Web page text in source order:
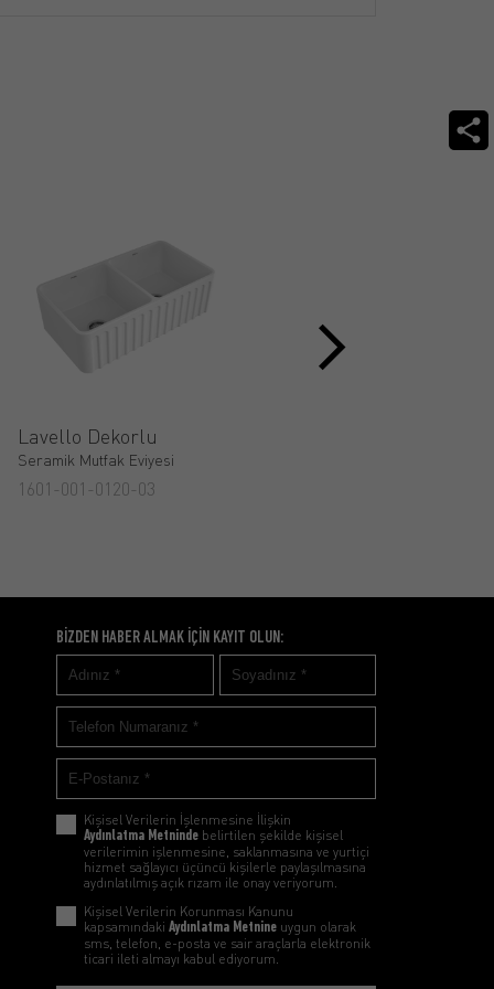
Lavello Dekorlu
Seramik Mutfak Eviyesi
1601-001-0120-03
BİZDEN HABER ALMAK İÇİN KAYIT OLUN:
Kişisel Verilerin İşlenmesine İlişkin
Aydınlatma Metninde belirtilen şekilde kişisel
verilerimin işlenmesine, saklanmasına ve yurtiçi
hizmet sağlayıcı üçüncü kişilerle paylaşılmasına
aydınlatılmış açık rızam ile onay veriyorum.
Kişisel Verilerin Korunması Kanunu
kapsamındaki Aydınlatma Metnine uygun olarak
sms, telefon, e-posta ve sair araçlarla elektronik
ticari ileti almayı kabul ediyorum.